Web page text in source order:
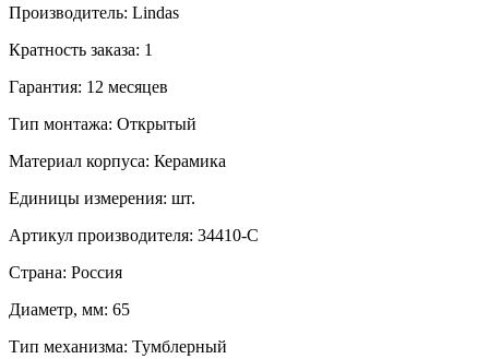
Производитель: Lindas
Кратность заказа: 1
Гарантия: 12 месяцев
Тип монтажа: Открытый
Материал корпуса: Керамика
Единицы измерения: шт.
Артикул производителя: 34410-C
Страна: Россия
Диаметр, мм: 65
Тип механизма: Тумблерный